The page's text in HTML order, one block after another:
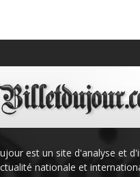
est un site d'analyse et
nationale et